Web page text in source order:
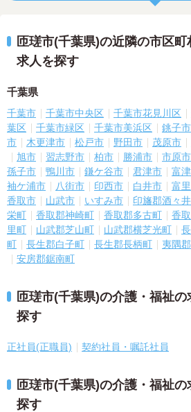
匝瑳市(千葉県)の近隣の市区
求人を探す
千葉県
千葉市 千葉市中央区 千葉市花見川区
葉区
千葉市緑区 千葉市美浜区 銚子市
市
木更津市 松戸市 野田市 茂原市
旭市
習志野市 柏市 勝浦市 市原市
孫子市
鴨川市 鎌ケ谷市 君津市 富
袖ケ浦市
八街市 印西市 白井市 富
香取市
山武市 いすみ市 印旛郡酒々
栄町
香取郡神崎町 香取郡多古町 香
里町
山武郡芝山町 山武郡横芝光町
町
長生郡白子町 長生郡長柄町 夷隅
安房郡鋸南町
匝瑳市(千葉県)の介護・福祉
探す
正社員(正職員) 契約社員・嘱託社員
匝瑳市(千葉県)の介護・福祉
探す